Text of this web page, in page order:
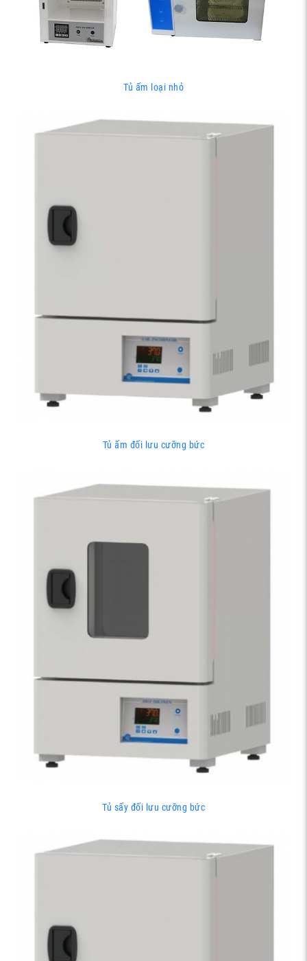
Tủ ấm loại nhỏ
Tủ ấm đối lưu cưỡng bức
Tủ sấy đối lưu cưỡng bức